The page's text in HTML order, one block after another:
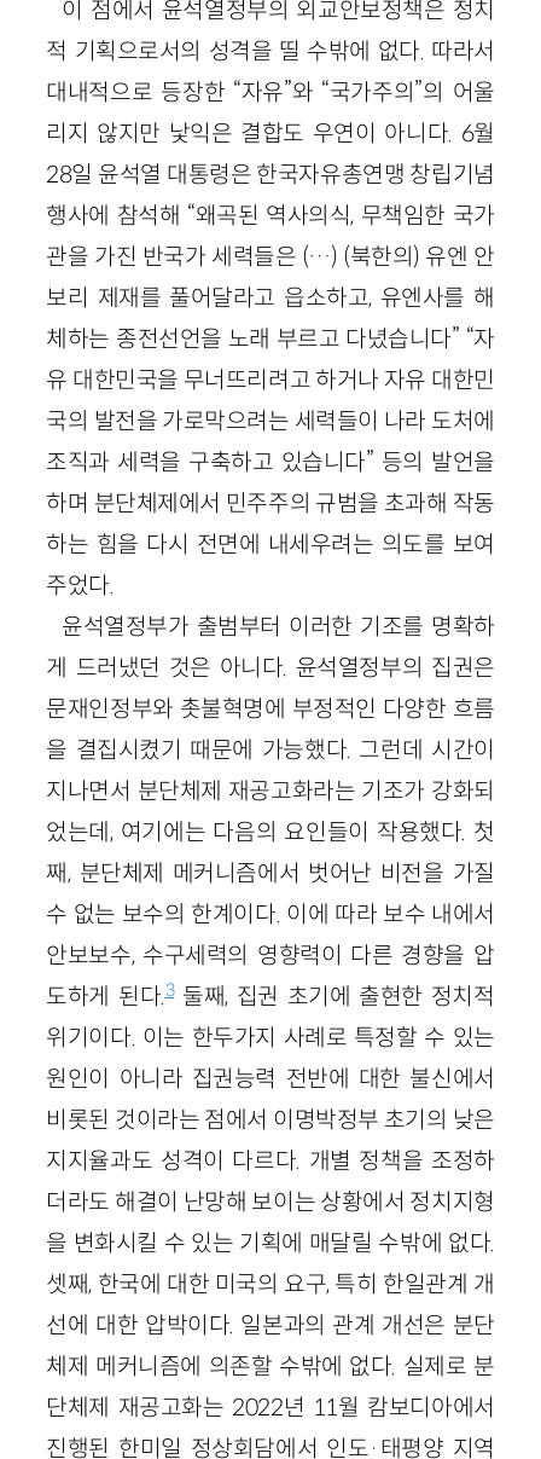
이 점에서 윤석열정부의 외교안보정책은 정치
적 기획으로서의 성격을 띨 수밖에 없다. 따라서
대내적으로 등장한 “자유”와 “국가주의”의 어울
리지 않지만 낯익은 결합도 우연이 아니다. 6월
28일 윤석열 대통령은 한국자유총연맹 창립기념
행사에 참석해 “왜곡된 역사의식, 무책임한 국가
관을 가진 반국가 세력들은 (…) (북한의) 유엔 안
보리 제재를 풀어달라고 읍소하고, 유엔사를 해
체하는 종전선언을 노래 부르고 다녔습니다” “자
유 대한민국을 무너뜨리려고 하거나 자유 대한민
국의 발전을 가로막으려는 세력들이 나라 도처에
조직과 세력을 구축하고 있습니다” 등의 발언을
하며 분단체제에서 민주주의 규범을 초과해 작동
하는 힘을 다시 전면에 내세우려는 의도를 보여
주었다.
윤석열정부가 출범부터 이러한 기조를 명확하
게 드러냈던 것은 아니다. 윤석열정부의 집권은
문재인정부와 촛불혁명에 부정적인 다양한 흐름
을 결집시켰기 때문에 가능했다. 그런데 시간이
지나면서 분단체제 재공고화라는 기조가 강화되
었는데, 여기에는 다음의 요인들이 작용했다. 첫
째, 분단체제 메커니즘에서 벗어난 비전을 가질
수 없는 보수의 한계이다. 이에 따라 보수 내에서
안보보수, 수구세력의 영향력이 다른 경향을 압
도하게 된다.3둘째, 집권 초기에 출현한 정치적
위기이다. 이는 한두가지 사례로 특정할 수 있는
원인이 아니라 집권능력 전반에 대한 불신에서
비롯된 것이라는 점에서 이명박정부 초기의 낮은
지지율과도 성격이 다르다. 개별 정책을 조정하
더라도 해결이 난망해 보이는 상황에서 정치지형
을 변화시킬 수 있는 기획에 매달릴 수밖에 없다.
셋째, 한국에 대한 미국의 요구, 특히 한일관계 개
선에 대한 압박이다. 일본과의 관계 개선은 분단
체제 메커니즘에 의존할 수밖에 없다. 실제로 분
단체제 재공고화는 2022년 11월 캄보디아에서
진행된 한미일 정상회담에서 인도·태평양 지역